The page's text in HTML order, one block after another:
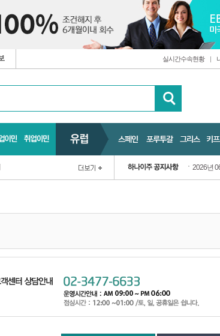
실시간수속현황 |
2026년